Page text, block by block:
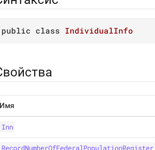
public class IndividualInfo
Имя
Inn
RecordNumberOfFederalPopulationRegister